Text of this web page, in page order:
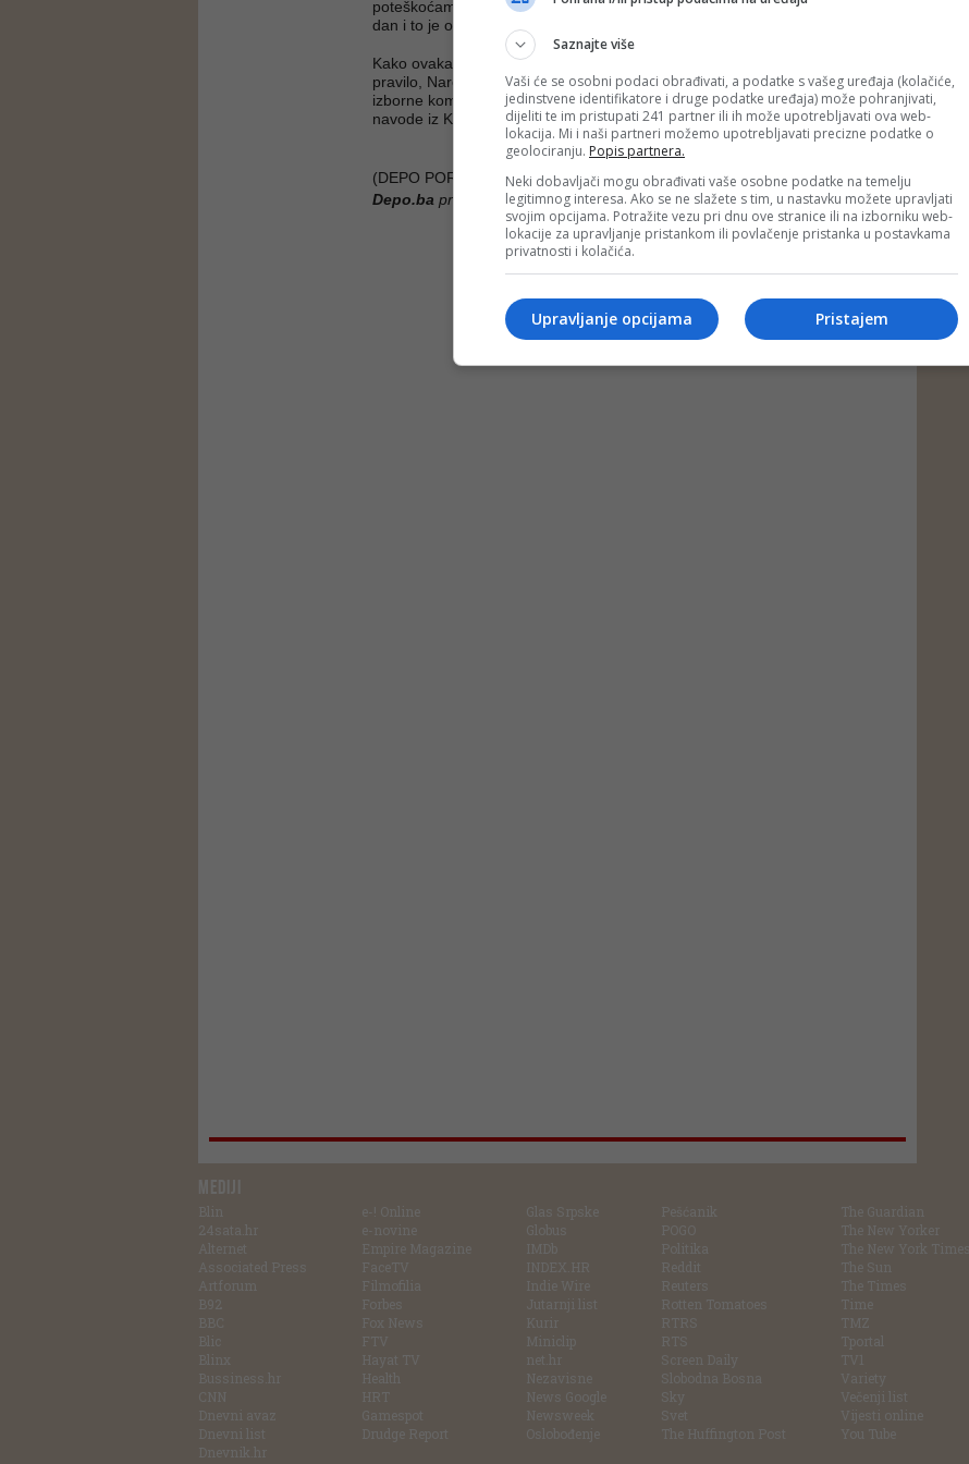
poteškoćama u razvoju i njihove porodice trebaju sistemsku podršku svaki
dan i to je obaveza koju mi kao društvo spram njih imamo.
Kako ovakav neodgovoran i nemoralan potez jedne stranke ne bi postao
pravilo, Narod i Pravda će tražiti od odgovornih, prvenstveno Centralne
izborne komisije (CIK) da se jasno i nedvosmisleno očituje o ovom činu -
navode iz KO NIP Kantona Sarasjevo.
(DEPO PORTAL/ad)
Depo.ba pratite putem društvenih mreža Twitter iFacebook
MEDIJI
Blin
24sata.hr
Alternet
Associated Press
Artforum
B92
BBC
Blic
Blinx
Bussiness.hr
CNN
Dnevni avaz
Dnevni list
Dnevnik.hr
e-! Online
e-novine
Empire Magazine
FaceTV
Filmofilia
Forbes
Fox News
FTV
Hayat TV
Health
HRT
Gamespot
Drudge Report
Glas Srpske
Globus
IMDb
INDEX.HR
Indie Wire
Jutarnji list
Kurir
Miniclip
net.hr
Nezavisne
News Google
Newsweek
Oslobođenje
Pešćanik
POGO
Politika
Reddit
Reuters
Rotten Tomatoes
RTRS
RTS
Screen Daily
Slobodna Bosna
Sky
Svet
The Huffington Post
The Guardian
The New Yorker
The New York Times
The Sun
The Times
Time
TMZ
Tportal
TV1
Variety
Večenji list
Vijesti online
You Tube
Saznajte više
Vaši će se osobni podaci obrađivati, a podatke s vašeg uređaja (kolačiće,
jedinstvene identifikatore i druge podatke uređaja) može pohranjivati,
dijeliti te im pristupati 241 partner ili ih može upotrebljavati ova web-
lokacija. Mi i naši partneri možemo upotrebljavati precizne podatke o
geolociranju. Popis partnera.
Neki dobavljači mogu obrađivati vaše osobne podatke na temelju
legitimnog interesa. Ako se ne slažete s tim, u nastavku možete upravljati
svojim opcijama. Potražite vezu pri dnu ove stranice ili na izborniku web-
lokacije za upravljanje pristankom ili povlačenje pristanka u postavkama
privatnosti i kolačića.
Pristajem
Upravljanje opcijama